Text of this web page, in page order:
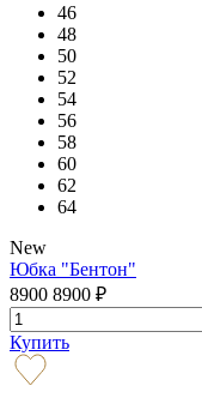
46
48
50
52
54
56
58
60
62
64
New
Юбка "Бентон"
8900 8900 ₽
Купить